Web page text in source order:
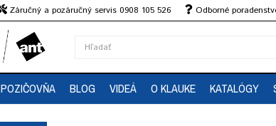
Záručný a pozáručný servis 0908 105 526 Odborné
POZIČOVŇA BLOG VIDEÁ O KLAUKE KATALÓGY